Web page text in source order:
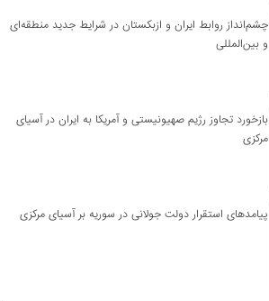
چشم‌انداز روابط ایران و ازبکستان در شرایط جدید منطقه‌ای
و بین‌المللی
​بازخورد تجاوز رژیم صهیونیستی و آمریکا به ایران در آسیای
مرکزی
پیامدهای استقرار دولت جولانی در سوریه بر آسیای مرکزی